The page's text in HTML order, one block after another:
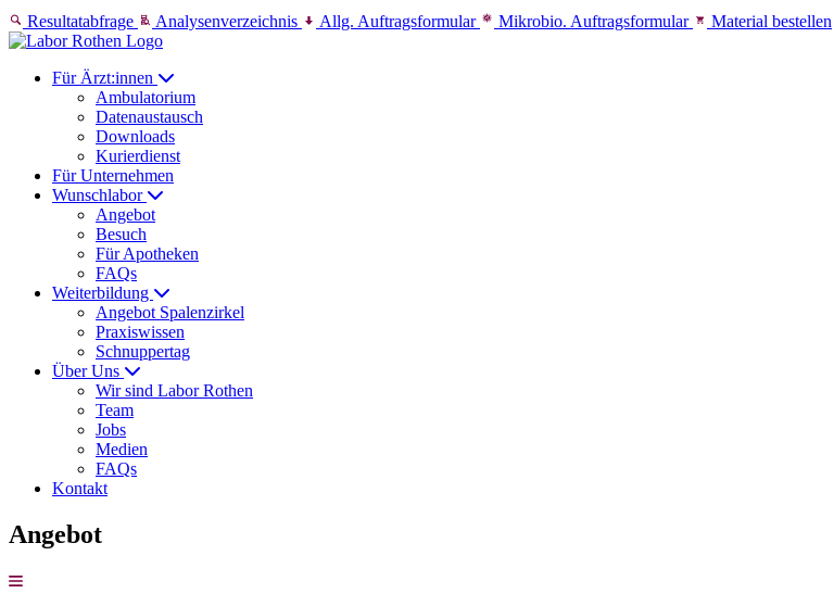
Skip to content
Resultatabfrage Analysenverzeichnis Allg. Auftragsformular Mikrobio. Auftragsformular Material bestellen
Für Ärzt:innen
Ambulatorium
Datenaustausch
Downloads
Kurierdienst
Für Unternehmen
Wunschlabor
Angebot
Besuch
Für Apotheken
FAQs
Weiterbildung
Angebot Spalenzirkel
Praxiswissen
Schnuppertag
Über Uns
Wir sind Labor Rothen
Team
Jobs
Medien
FAQs
Kontakt
Angebot